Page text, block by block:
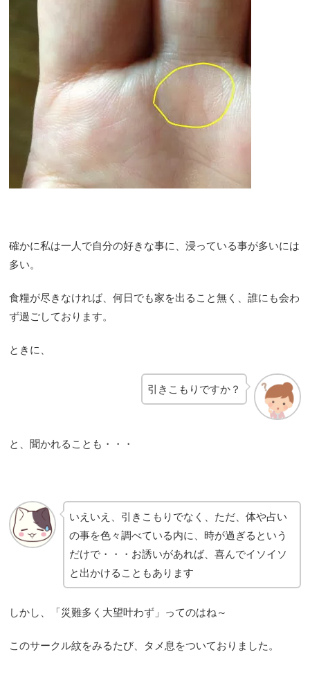
確かに私は一人で自分の好きな事に、浸っている事が多いには
多い。
食糧が尽きなければ、何日でも家を出ること無く、誰にも会わ
ず過ごしております。
ときに、
引きこもりですか？
と、聞かれることも・・・
いえいえ、引きこもりでなく、ただ、体や占い
の事を色々調べている内に、時が過ぎるという
だけで・・・お誘いがあれば、喜んでイソイソ
と出かけることもあります
しかし、「災難多く大望叶わず」ってのはね～
このサークル紋をみるたび、タメ息をついておりました。